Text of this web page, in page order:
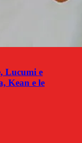
Lucumi e
Kean e le